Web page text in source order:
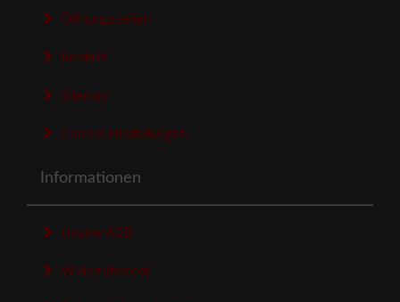
Öffnungszeiten
Kontakt
Sitemap
Cookie Einstellungen
Informationen
Unsere AGB
Widerrufsrecht